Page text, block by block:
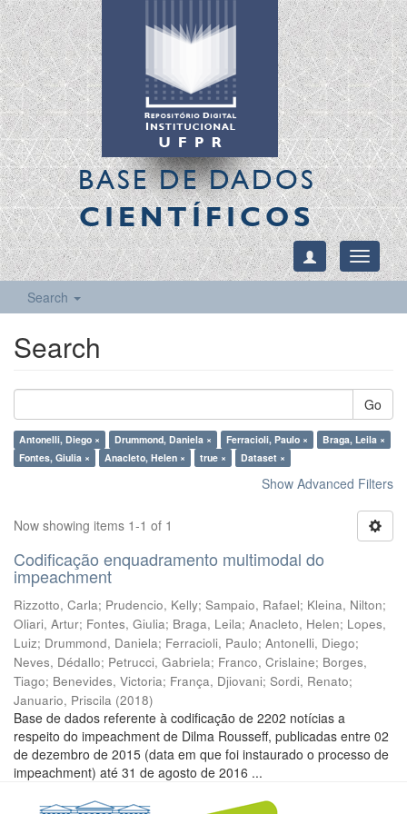
BASE DE DADOS
CIENTÍFICOS
Toggle
Search
Search
Go
Antonelli, Diego × Drummond, Daniela × Ferracioli, Paulo ×
Braga, Leila ×
Fontes, Giulia ×
Anacleto, Helen × true × Dataset ×
Show Advanced Filters
Now showing items 1-1 of 1
Codificação enquadramento multimodal do
impeachment
Rizzotto, Carla; Prudencio, Kelly; Sampaio, Rafael; Kleina, Nilton;
Oliari, Artur; Fontes, Giulia; Braga, Leila; Anacleto, Helen; Lopes,
Luiz; Drummond, Daniela; Ferracioli, Paulo; Antonelli, Diego;
Neves, Dédallo; Petrucci, Gabriela; Franco, Crislaine; Borges,
Tiago; Benevides, Victoria; França, Djiovani; Sordi, Renato;
Januario, Priscila (2018)
Base de dados referente à codificação de 2202 notícias a
respeito do impeachment de Dilma Rousseff, publicadas entre 02
de dezembro de 2015 (data em que foi instaurado o processo de
impeachment) até 31 de agosto de 2016 ...